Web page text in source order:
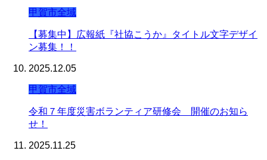
甲賀市全域
【募集中】広報紙『社協こうか』タイトル文字デザイ
ン募集！！
2025.12.05
甲賀市全域
令和７年度災害ボランティア研修会 開催のお知ら
せ！
2025.11.25